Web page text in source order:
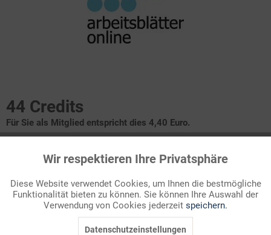
44 Credits
Für Sie als Mitglied entspricht dies 4,40 Euro.
Seitenanzahl
Themenbereich
Allgemeine Literaturthemen, Autoren
Funktionale Aktiv
Marketing Inaktiv
Wir respektieren Ihre Privatsphäre
Diese Website verwendet Cookies, um Ihnen die bestmögliche
Funktionalität bieten zu können. Sie können Ihre Auswahl der
Verwendung von Cookies jederzeit speichern.
Datenschutzeinstellungen